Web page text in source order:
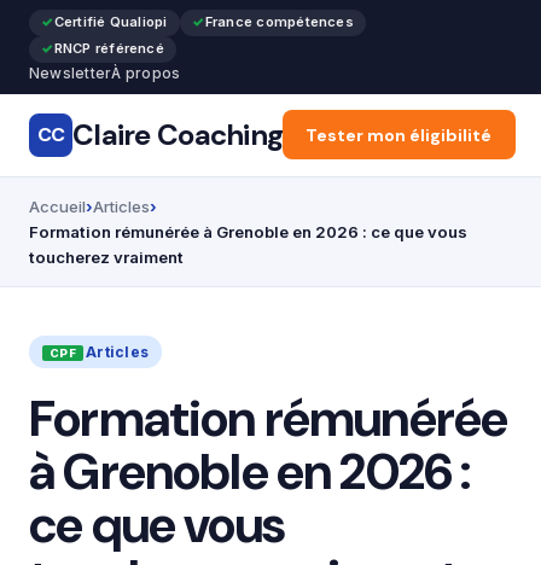
Certifié Qualiopi
France compétences
RNCP référencé
NewsletterÀ propos
CC Claire Coaching Accueil Général
Tester mon éligibilité
Accueil Articles
Formation rémunérée à Grenoble en 2026 : ce que vous
toucherez vraiment
Articles
Formation rémunérée
à Grenoble en 2026 :
ce que vous